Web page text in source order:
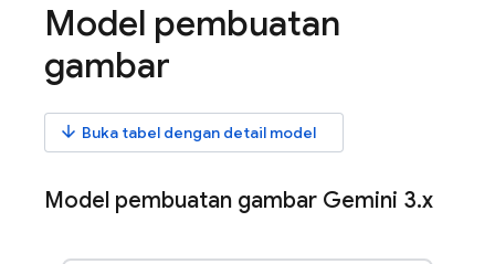
Model pembuatan
gambar
arrow_downward Buka tabel dengan detail model
Model pembuatan gambar Gemini 3.x